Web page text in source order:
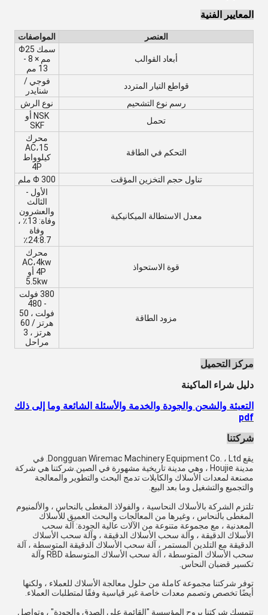
المعايير الفنية
العنصر المواصفات
أبعاد القوالب
سمك Φ25
مم × 8 -
13 مم
قواطع التيار المتردد
فوجي /
شنايدر
رسم نوع التشحيم
نوع الرش
تحمل
NSK أو
SKF
التحكم في الطاقة
محرك
AC،15
كيلوواط
4P
تناول حجم التخزين المؤقت
Φ 300 ملم
معدل الاستطالة الميكانيكية
الأول -
الثالث
والعشرون
وفاة: 13٪ ،
وفاة
24:8.7٪
قوة الاستحواذ
محرك
AC،4kw
4P أو
5.5kw
مزود الطاقة
380 فولت
- 480
فولت ، 50
هرتز / 60
هرتز ، 3
مراحل
مركز التحميل
دليل شراء الماكينة
التعبئة والشحن والجودة والخدمة والأسئلة الشائعة وما إلى ذلك
pdf
شركتنا
يقع Dongguan Wiremac Machinery Equipment Co. ، Ltd. في
مدينة Houjie ، وهي مدينة تاريخية مشهورة في الصين.شركتنا هي شركة
مصنعة لمعدات الأسلاك والكابلات تدمج البحث والتطوير والمعالجة
والتجميع والتشغيل وما بعد البيع.
تلتزم الشركة بالأسلاك النحاسية ، والفولاذ المغطى بالنحاس ، والألمنيوم
المغطى بالنحاس ، وغيرها من المعالجات والبحث العميق للأسلاك
المعدنية ، مع مجموعة متنوعة من الآلات عالية الجودة: آلة سحب
الأسلاك الدقيقة ، وآلة سحب الأسلاك الدقيقة ، وآلة سحب الأسلاك
الدقيقة مع التلدين المستمر ، آلة سحب الأسلاك الدقيقة المتوسطة ، آلة
سحب الأسلاك المتوسطة ، آلة سحب الأسلاك المتوسطة RBD وآلة
تكسير قضبان النحاس.
توفر شركتنا مجموعة كاملة من حلول معالجة الأسلاك للعملاء ، ولكنها
أيضًا تخصص وتصمم معدات خاصة غير قياسية وفقًا لمتطلبات العملاء.
تتمسك شركتنا بروح المؤسسة "القائمة على الصدق والجودة" ، وتواصل